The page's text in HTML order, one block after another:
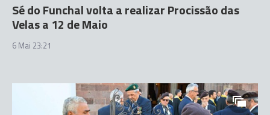
Sé do Funchal volta a realizar Procissão das
Velas a 12 de Maio
6 Mai 23:21